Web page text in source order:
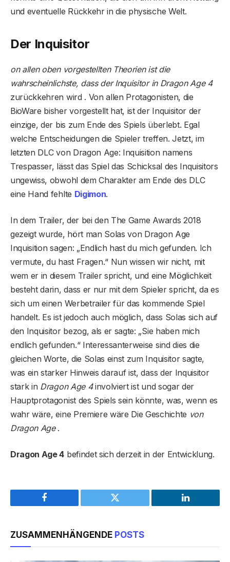
und eventuelle Rückkehr in die physische Welt.
Der Inquisitor
on allen oben vorgestellten Theorien ist die
wahrscheinlichste, dass der Inquisitor in Dragon Age 4
zurückkehren wird . Von allen Protagonisten, die
BioWare bisher vorgestellt hat, ist der Inquisitor der
einzige, der bis zum Ende des Spiels überlebt. Egal
welche Entscheidungen die Spieler treffen. Jetzt, im
letzten DLC von Dragon Age: Inquisition namens
Trespasser, lässt das Spiel das Schicksal des Inquisitors
ungewiss, obwohl dem Charakter am Ende des DLC
eine Hand fehlte Digimon.
In dem Trailer, der bei den The Game Awards 2018
gezeigt wurde, hört man Solas von Dragon Age
Inquisition sagen: „Endlich hast du mich gefunden. Ich
vermute, du hast Fragen.“ Nun wissen wir nicht, mit
wem er in diesem Trailer spricht, und eine Möglichkeit
besteht darin, dass er nur mit dem Spieler spricht, da es
sich um einen Werbetrailer für das kommende Spiel
handelt. Es ist jedoch auch möglich, dass Solas sich auf
den Inquisitor bezog, als er sagte: „Sie haben mich
endlich gefunden.“ Interessanterweise sind dies die
gleichen Worte, die Solas einst zum Inquisitor sagte,
was ein starker Hinweis darauf ist, dass der Inquisitor
stark in Dragon Age 4involviert ist und sogar der
Hauptprotagonist des Spiels sein könnte, was, wenn es
wahr wäre, eine Premiere wäre Die Geschichte von
Dragon Age.
Dragon Age 4 befindet sich derzeit in der Entwicklung.
Facebook Twitter LinkedIn
ZUSAMMENHÄNGENDE POSTS